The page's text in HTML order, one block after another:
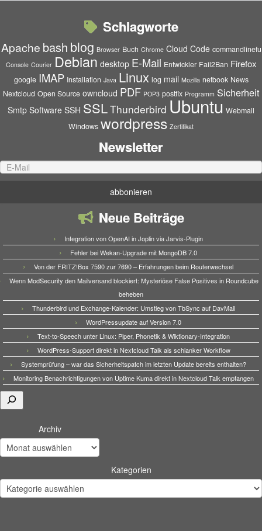
Schlagworte
Apache bash blog Browser Buch Chrome Cloud Code commandlinefu
Console Courier Debian desktop E-Mail Entwickler Fail2Ban Firefox
google IMAP Installation Java Linux log mail Mozilla netbook News
Nextcloud Open Source owncloud PDF POP3 postfix Programm Sicherheit
Smtp Software SSH SSLThunderbird Ubuntu Webmail
Windows wordpress Zertifikat
Newsletter
Neue Beiträge
Integration von OpenAI in Joplin via Jarvis-Plugin
Fehler bei Wekan-Upgrade mit MongoDB 7.0
Von der FRITZ!Box 7590 zur 7690 – Erfahrungen beim Routerwechsel
Wenn ModSecurity den Mailversand blockiert: Mysteriöse False Positives in Roundcube
beheben
Thunderbird und Exchange-Kalender: Umstieg von TbSync auf DavMail
WordPressupdate auf Version 7.0
Text-to-Speech unter Linux: Piper, Phonetik & Wiktionary-Integration
WordPress-Support direkt in Nextcloud Talk als schlanker Workflow
Systemprüfung – war das Sicherheitspatch im letzten Update bereits enthalten?
Monitoring Benachrichtigungen von Uptime Kuma direkt in Nextcloud Talk empfangen
Suchen
Archiv
Kategorien